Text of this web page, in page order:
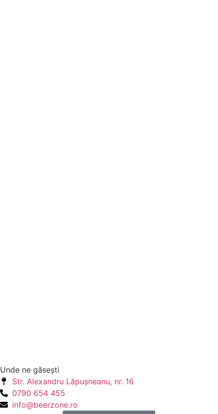
Unde ne găseşti
Str. Alexandru Lăpuşneanu, nr. 16
0790 654 455
info@beerzone.ro